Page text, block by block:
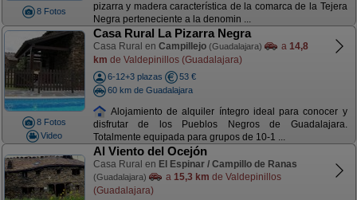
8 Fotos
pizarra y madera característica de la comarca de la Tejera
Negra perteneciente a la denomin ...
8 Fotos
Video
Casa Rural La Pizarra Negra
Casa Rural en Campillejo (Guadalajara) a 14,8
km de Valdepinillos (Guadalajara)
6-12+3 plazas
53 €
60 km de Guadalajara
Alojamiento de alquiler íntegro ideal para conocer y
disfrutar de los Pueblos Negros de Guadalajara.
Totalmente equipada para grupos de 10-1 ...
Al Viento del Ocejón
Casa Rural en El Espinar / Campillo de Ranas
(Guadalajara) a 15,3 km de Valdepinillos
(Guadalajara)